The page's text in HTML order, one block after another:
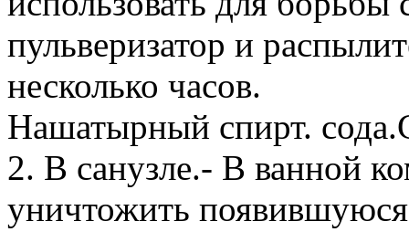
пульверизатор и
несколько часов.
Нашатырный спирт.
2. В санузле.- В ванной
уничтожить появившуюся